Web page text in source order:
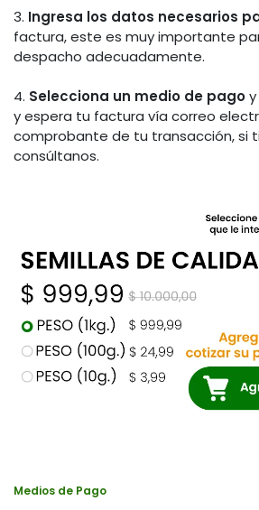
3. Ingresa los datos necesarios
factura, este es muy importante
despacho adecuadamente.
4. Selecciona un medio de pago
y espera tu factura vía correo
comprobante de tu transacción, si
consúltanos.
Medios de Pago